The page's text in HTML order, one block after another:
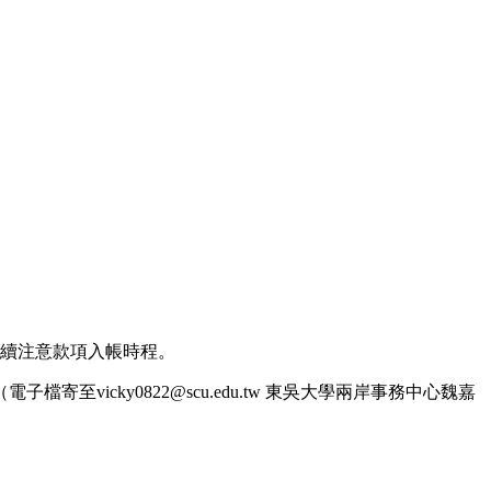
注意款項入帳時程。
電子檔寄至vicky0822@scu.edu.tw 東吳大學兩岸事務中心魏嘉